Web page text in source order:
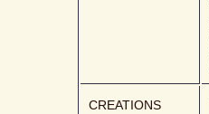
CREATIONS